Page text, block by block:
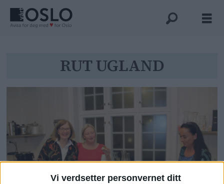
Vi verdsetter personvernet ditt
rut
ugland
RUT UGLAND